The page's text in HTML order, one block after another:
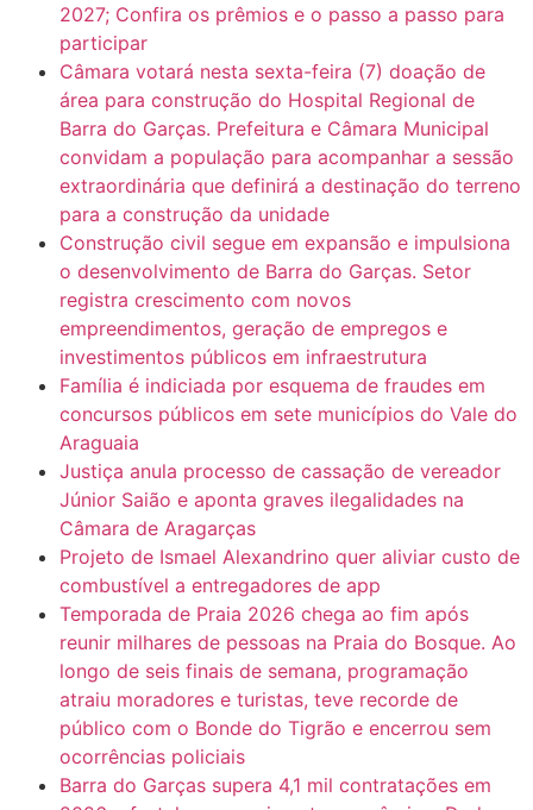
2027; Confira os prêmios e o passo a passo para
participar
Câmara votará nesta sexta-feira (7) doação de
área para construção do Hospital Regional de
Barra do Garças. Prefeitura e Câmara Municipal
convidam a população para acompanhar a sessão
extraordinária que definirá a destinação do terreno
para a construção da unidade
Construção civil segue em expansão e impulsiona
o desenvolvimento de Barra do Garças. Setor
registra crescimento com novos
empreendimentos, geração de empregos e
investimentos públicos em infraestrutura
Família é indiciada por esquema de fraudes em
concursos públicos em sete municípios do Vale do
Araguaia
Justiça anula processo de cassação de vereador
Júnior Saião e aponta graves ilegalidades na
Câmara de Aragarças
Projeto de Ismael Alexandrino quer aliviar custo de
combustível a entregadores de app
Temporada de Praia 2026 chega ao fim após
reunir milhares de pessoas na Praia do Bosque. Ao
longo de seis finais de semana, programação
atraiu moradores e turistas, teve recorde de
público com o Bonde do Tigrão e encerrou sem
ocorrências policiais
Barra do Garças supera 4,1 mil contratações em